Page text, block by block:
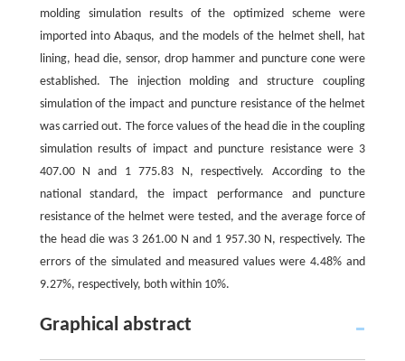
molding simulation results of the optimized scheme were
imported into Abaqus, and the models of the helmet shell, hat
lining, head die, sensor, drop hammer and puncture cone were
established. The injection molding and structure coupling
simulation of the impact and puncture resistance of the helmet
was carried out. The force values of the head die in the coupling
simulation results of impact and puncture resistance were 3
407.00 N and 1 775.83 N, respectively. According to the
national standard, the impact performance and puncture
resistance of the helmet were tested, and the average force of
the head die was 3 261.00 N and 1 957.30 N, respectively. The
errors of the simulated and measured values were 4.48% and
9.27%, respectively, both within 10%.
Graphical abstract